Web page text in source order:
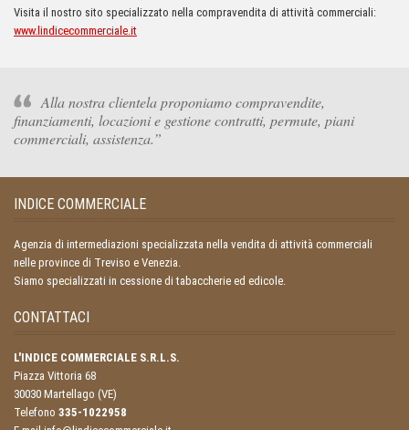
Visita il nostro sito specializzato nella compravendita di attività commerciali:
www.lindicecommerciale.it
Alla nostra clientela proponiamo compravendite,
finanziamenti, locazioni e gestione contratti, permute, piani
commerciali, assistenza.
INDICE COMMERCIALE
Agenzia di intermediazioni specializzata nella vendita di attività commerciali
nelle province di Treviso e Venezia.
Siamo specializzati in cessione di tabaccherie ed edicole.
CONTATTACI
L'INDICE COMMERCIALE S.R.L.S.
Piazza Vittoria 68
30030 Martellago (VE)
Telefono 335-1022958